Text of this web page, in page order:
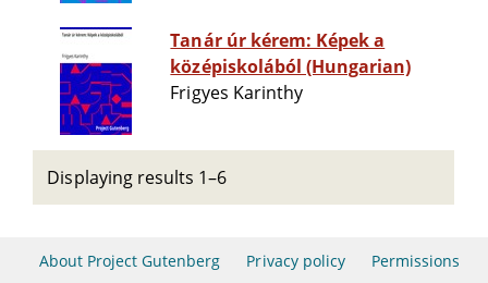
Tanár úr kérem: Képek a
középiskolából (Hungarian)
Frigyes Karinthy
Displaying results 1–6
About Project Gutenberg Privacy policy Permissions